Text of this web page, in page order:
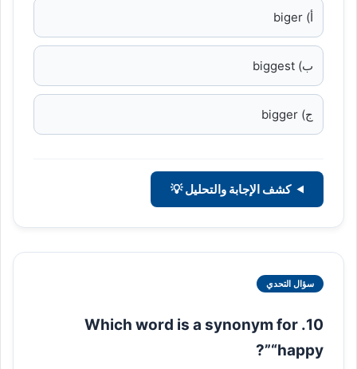
أ) biger
ب) biggest
ج) bigger
كشف الإجابة والتحليل 💡
سؤال التحدي
10. Which word is a synonym for
“happy”?